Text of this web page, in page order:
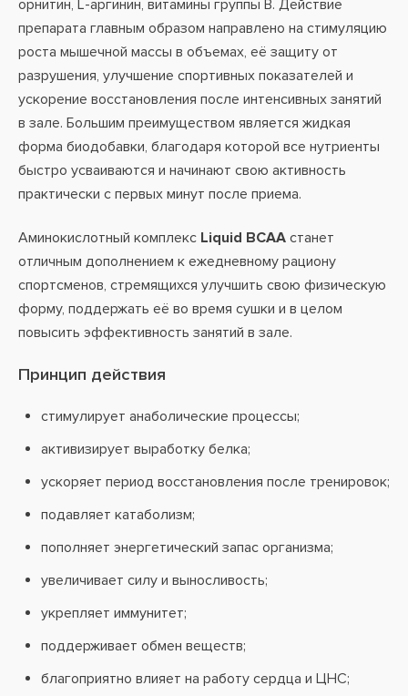
орнитин, L-аргинин, витамины группы В. Действие
препарата главным образом направлено на стимуляцию
роста мышечной массы в объемах, её защиту от
разрушения, улучшение спортивных показателей и
ускорение восстановления после интенсивных занятий
в зале. Большим преимуществом является жидкая
форма биодобавки, благодаря которой все нутриенты
быстро усваиваются и начинают свою активность
практически с первых минут после приема.
Аминокислотный комплекс Liquid BCAA станет
отличным дополнением к ежедневному рациону
спортсменов, стремящихся улучшить свою физическую
форму, поддержать её во время сушки и в целом
повысить эффективность занятий в зале.
Принцип действия
стимулирует анаболические процессы;
активизирует выработку белка;
ускоряет период восстановления после тренировок;
подавляет катаболизм;
пополняет энергетический запас организма;
увеличивает силу и выносливость;
укрепляет иммунитет;
поддерживает обмен веществ;
благоприятно влияет на работу сердца и ЦНС;